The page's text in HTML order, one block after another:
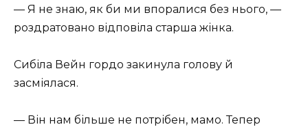
— Я не знаю, як би ми впоралися без нього, —
роздратовано відповіла старша жінка.
Сибіла Вейн гордо закинула голову й
засміялася.
— Він нам більше не потрібен, мамо. Тепер